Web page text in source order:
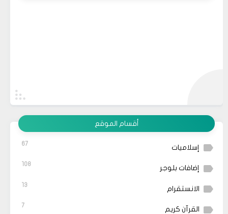
أقسام الموقع
إسلاميات 67
إضافات بلوجر 108
الانستقرام 13
القرآن كريم 7